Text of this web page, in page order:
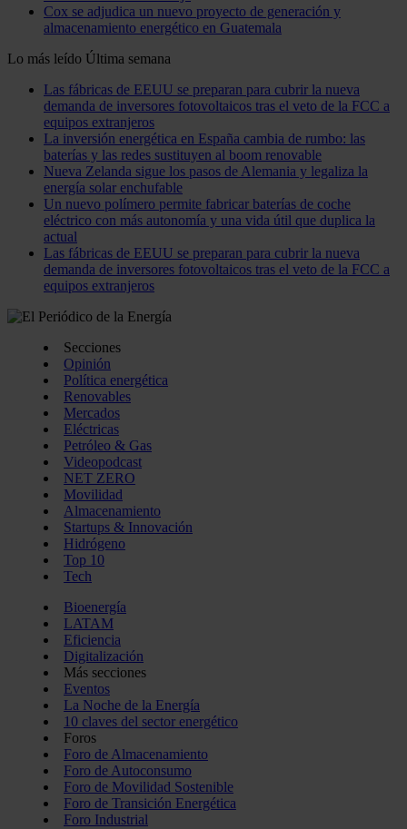
Cox se adjudica un nuevo proyecto de generación y
almacenamiento energético en Guatemala
Lo más leído Última semana
Las fábricas de EEUU se preparan para cubrir la nueva
demanda de inversores fotovoltaicos tras el veto de la FCC a
equipos extranjeros
La inversión energética en España cambia de rumbo: las
baterías y las redes sustituyen al boom renovable
Nueva Zelanda sigue los pasos de Alemania y legaliza la
energía solar enchufable
Un nuevo polímero permite fabricar baterías de coche
eléctrico con más autonomía y una vida útil que duplica la
actual
Las fábricas de EEUU se preparan para cubrir la nueva
demanda de inversores fotovoltaicos tras el veto de la FCC a
equipos extranjeros
Secciones
Opinión
Política energética
Renovables
Mercados
Eléctricas
Petróleo & Gas
Videopodcast
NET ZERO
Movilidad
Almacenamiento
Startups & Innovación
Hidrógeno
Top 10
Tech
Bioenergía
LATAM
Eficiencia
Digitalización
Más secciones
Eventos
La Noche de la Energía
10 claves del sector energético
Foros
Foro de Almacenamiento
Foro de Autoconsumo
Foro de Movilidad Sostenible
Foro de Transición Energética
Foro Industrial